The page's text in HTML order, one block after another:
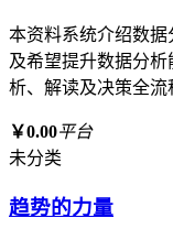
本资料系统介绍数
及希望提升数据分
析、解读及决策全流
￥0.00平台
未分类
趋势的力量